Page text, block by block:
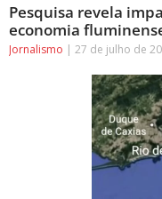
Pesquisa revela
economia
Jornalismo 27 de julho de